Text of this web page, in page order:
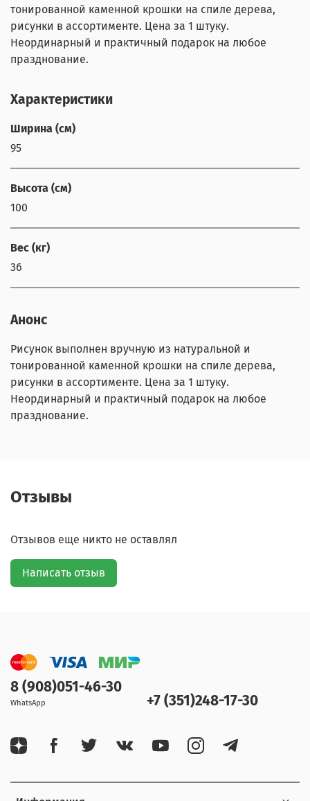
тонированной каменной крошки на спиле дерева,
рисунки в ассортименте. Цена за 1 штуку.
Неординарный и практичный подарок на любое
празднование.
Характеристики
Ширина (см)
95
Высота (см)
100
Вес (кг)
36
Анонс
Рисунок выполнен вручную из натуральной и
тонированной каменной крошки на спиле дерева,
рисунки в ассортименте. Цена за 1 штуку.
Неординарный и практичный подарок на любое
празднование.
Отзывы
Отзывов еще никто не оставлял
Написать отзыв
8 (908)051-46-30
WhatsApp +7 (351)248-17-30